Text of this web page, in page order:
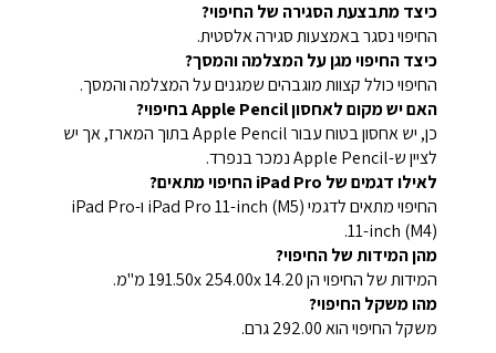
כיצד מתבצעת הסגירה של החיפוי?
החיפוי נסגר באמצעות סגירה אלסטית.
כיצד החיפוי מגן על המצלמה והמסך?
החיפוי כולל קצוות מוגבהים שמגנים על המצלמה והמסך.
האם יש מקום לאחסון Apple Pencil בחיפוי?
כן, יש אחסון בטוח עבור Apple Pencil בתוך המארז, אך יש
לציין ש-Apple Pencil נמכר בנפרד.
לאילו דגמים של iPad Pro החיפוי מתאים?
החיפוי מתאים לדגמי iPad Pro 11-inch (M5) ו-iPad Pro
11-inch (M4).
מהן המידות של החיפוי?
המידות של החיפוי הן 191.50x 254.00x 14.20 מ"מ.
מהו משקל החיפוי?
משקל החיפוי הוא 292.00 גרם.